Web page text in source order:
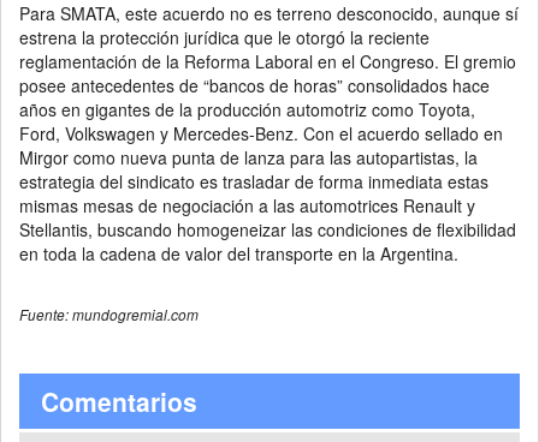
Para SMATA, este acuerdo no es terreno desconocido, aunque sí
estrena la protección jurídica que le otorgó la reciente
reglamentación de la Reforma Laboral en el Congreso. El gremio
posee antecedentes de “bancos de horas” consolidados hace
años en gigantes de la producción automotriz como Toyota,
Ford, Volkswagen y Mercedes-Benz. Con el acuerdo sellado en
Mirgor como nueva punta de lanza para las autopartistas, la
estrategia del sindicato es trasladar de forma inmediata estas
mismas mesas de negociación a las automotrices Renault y
Stellantis, buscando homogeneizar las condiciones de flexibilidad
en toda la cadena de valor del transporte en la Argentina.
Fuente: mundogremial.com
Comentarios